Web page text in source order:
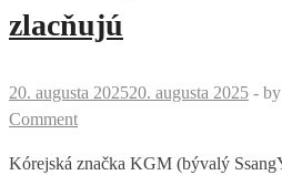
zlacňujú
20. augusta 202520. augusta 2025 - by
Comment
Kórejská značka KGM (bývalý